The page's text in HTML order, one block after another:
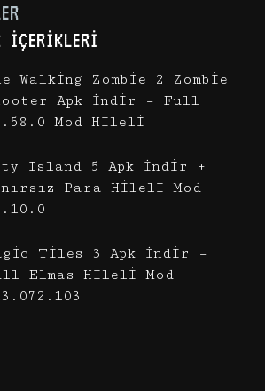
İÇERIKLERI
Walking Zombie 2 Zombie
Apk İndir – Full
Mod Hileli
Island 5 Apk İndir +
Para Hileli Mod
Tiles 3 Apk İndir –
Elmas Hileli Mod